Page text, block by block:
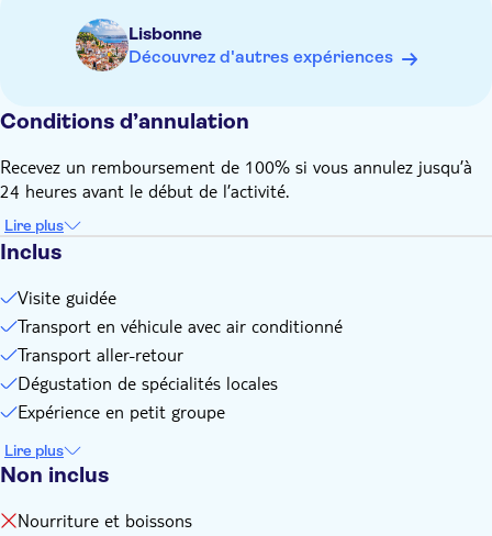
La durée de la visite est une estimation, sous réserve du
trafic local et des horaires de visite
Les services inclus dans le circuit sont soumis à la
L'itinéraire peut être sujet à des modifications sans préavis
Lisbonne
Découvrez d'autres expériences
Conditions d’annulation
Recevez un remboursement de 100% si vous annulez jusqu’à
24 heures avant le début de l’activité.
Lire plus
Inclus
Visite guidée
Transport en véhicule avec air conditionné
Transport aller-retour
Dégustation de spécialités locales
Expérience en petit groupe
Lire plus
Non inclus
Nourriture et boissons